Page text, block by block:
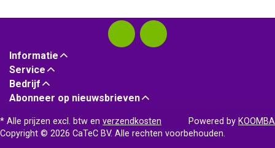
Informatie
Service
Bedrijf
Abonneer op nieuwsbrieven
* Alle prijzen excl. btw en verzendkosten Powered by KOOMBA
Copyright © 2026 CaTeC BV. Alle rechten voorbehouden.